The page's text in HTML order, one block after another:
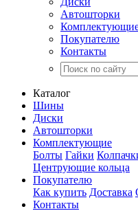
Автошторки
Покупателю
Контакты
Каталог
Шины
Диски
Автошторки
Комплектующие
Болты Гайки
Центрующие кольца
Покупателю
Как купить Доставка
Контакты